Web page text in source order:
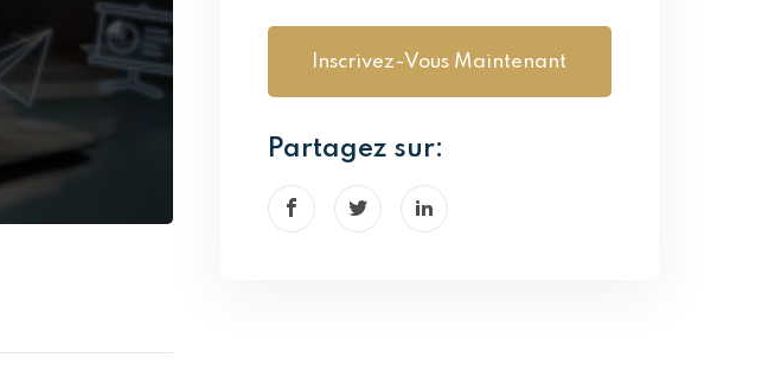
Inscrivez-Vous Maintenant
Partagez sur: